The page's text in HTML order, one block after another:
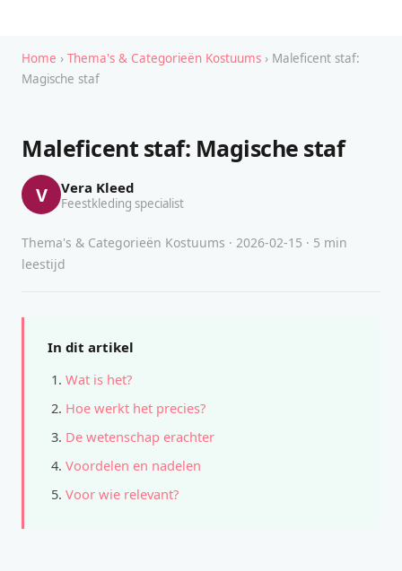
Home › Thema's & Categorieën Kostuums › Maleficent staf:
Magische staf
Maleficent staf: Magische staf
V Vera Kleed
Feestkleding specialist
Thema's & Categorieën Kostuums · 2026-02-15 · 5 min
leestijd
In dit artikel
Wat is het?
Hoe werkt het precies?
De wetenschap erachter
Voordelen en nadelen
Voor wie relevant?